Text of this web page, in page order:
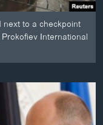
to a checkpoint
International